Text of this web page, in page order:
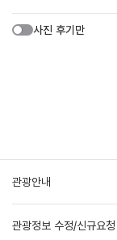
사진 후기만
관광안내
관광정보 수정/신규요청